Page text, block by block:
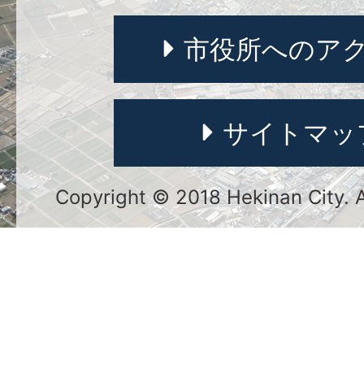
市役所へのア
サイトマッ
Copyright © 2018 Hekinan City.